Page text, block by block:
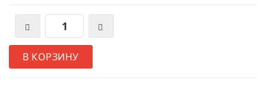
В КОРЗИНУ